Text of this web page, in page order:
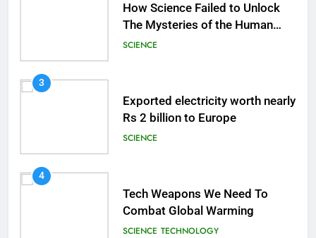
How Science Failed to Unlock
The Mysteries of the Human
Brain
SCIENCE
3
Exported electricity worth nearly
Rs 2 billion to Europe
SCIENCE
4
Tech Weapons We Need To
Combat Global Warming
SCIENCE TECHNOLOGY